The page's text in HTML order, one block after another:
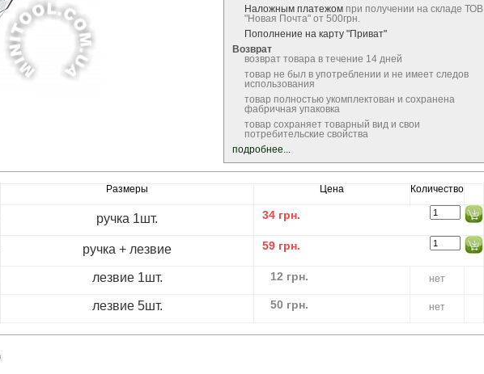
Наложным платежом при получении на складе ТОВ
"Новая Почта" от 500грн.
Пополнение на карту "Приват"
Возврат
возврат товара в течение 14 дней
товар не был в употреблении и не имеет следов
использования
товар полностью укомплектован и сохранена
фабричная упаковка
товар сохраняет товарный вид и свои
потребительские свойства
подробнее...
Размеры Цена Количество
ручка 1шт. 34 грн.
ручка + лезвие 59 грн.
лезвие 1шт. 12 грн. нет
лезвие 5шт. 50 грн. нет